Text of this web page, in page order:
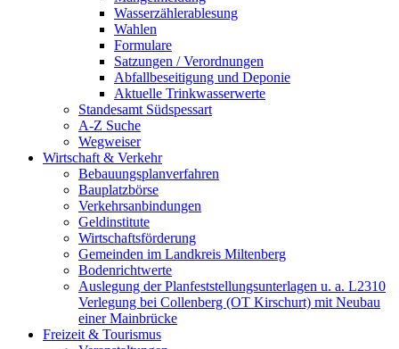
Wasserzählerablesung
Wahlen
Formulare
Satzungen / Verordnungen
Abfallbeseitigung und Deponie
Aktuelle Trinkwasserwerte
Standesamt Südspessart
A-Z Suche
Wegweiser
Wirtschaft & Verkehr
Bebauungsplanverfahren
Bauplatzbörse
Verkehrsanbindungen
Geldinstitute
Wirtschaftsförderung
Gemeinden im Landkreis Miltenberg
Bodenrichtwerte
Auslegung der Planfeststellungsunterlagen u. a. L2310
Verlegung bei Collenberg (OT Kirschurt) mit Neubau
einer Mainbrücke
Freizeit & Tourismus